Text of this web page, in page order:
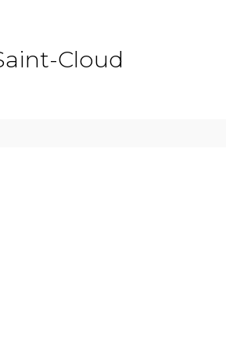
Cloud